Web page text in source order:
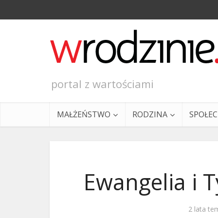
portal z wartościami
MAŁŻEŃSTWO RODZINA
Ewangelia i
2 lata